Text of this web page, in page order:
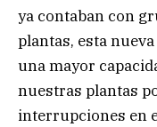
ya contaban con
plantas, esta
una mayor
nuestras plantas
interrupciones en